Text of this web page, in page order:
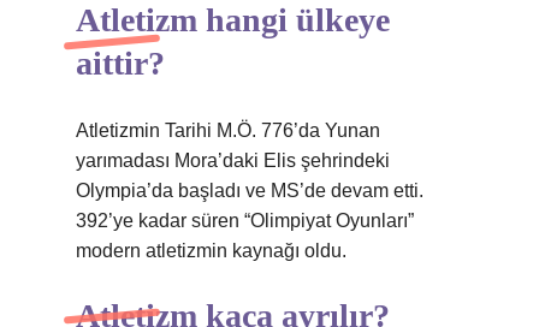
Atletizm hangi ülkeye
aittir?
Atletizmin Tarihi M.Ö. 776’da Yunan
yarımadası Mora’daki Elis şehrindeki
Olympia’da başladı ve MS’de devam etti.
392’ye kadar süren “Olimpiyat Oyunları”
modern atletizmin kaynağı oldu.
Atletizm kaça ayrılır?